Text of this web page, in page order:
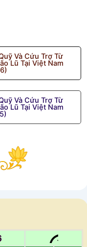
Và Cứu Trợ Từ
Lũ Tại Việt Nam
Và Cứu Trợ Từ
Lũ Tại Việt Nam